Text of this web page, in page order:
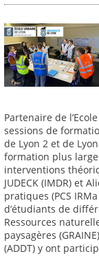
Partenaire de
sessions de
de Lyon 2 et de
formation plus
interventions
JUDECK (IMDR) et
pratiques (PCS
d’étudiants de
Ressources
paysagères
(ADDT) y ont